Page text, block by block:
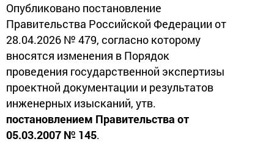
Опубликовано постановление
Правительства Российской Федерации от
28.04.2026 № 479, согласно которому
вносятся изменения в Порядок
проведения государственной экспертизы
проектной документации и результатов
инженерных изысканий, утв.
постановлением Правительства от
05.03.2007 № 145.